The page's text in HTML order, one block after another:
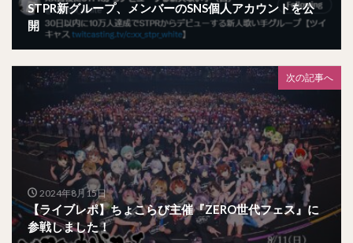
STPR新グループ、メンバーのSNS個人アカウントを公
開
次の記事へ
2024年8月15日
【ライブレポ】ちょこらび主催『ZERO世代フェス』に
参戦しました！